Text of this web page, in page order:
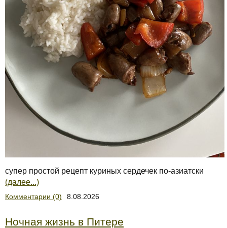
супер простой рецепт куриных сердечек по-азиатски
(далее...)
Комментарии (0) 8.08.2026
Ночная жизнь в Питере